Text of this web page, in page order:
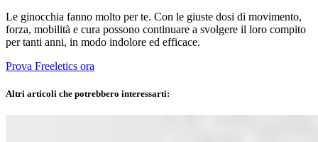
Le ginocchia fanno molto per te. Con le giuste dosi di movimento,
forza, mobilità e cura possono continuare a svolgere il loro compito
per tanti anni, in modo indolore ed efficace.
Prova Freeletics ora
Altri articoli che potrebbero interessarti: